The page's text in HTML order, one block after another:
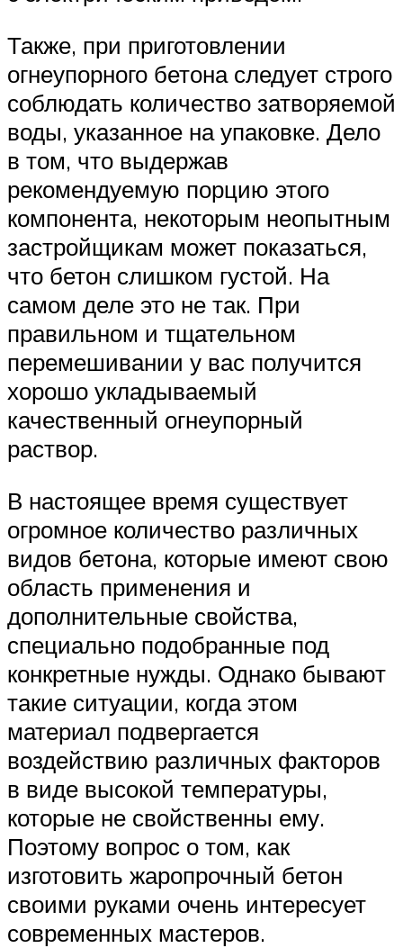
Также, при приготовлении
огнеупорного бетона следует строго
соблюдать количество затворяемой
воды, указанное на упаковке. Дело
в том, что выдержав
рекомендуемую порцию этого
компонента, некоторым неопытным
застройщикам может показаться,
что бетон слишком густой. На
самом деле это не так. При
правильном и тщательном
перемешивании у вас получится
хорошо укладываемый
качественный огнеупорный
раствор.
В настоящее время существует
огромное количество различных
видов бетона, которые имеют свою
область применения и
дополнительные свойства,
специально подобранные под
конкретные нужды. Однако бывают
такие ситуации, когда этом
материал подвергается
воздействию различных факторов
в виде высокой температуры,
которые не свойственны ему.
Поэтому вопрос о том, как
изготовить жаропрочный бетон
своими руками очень интересует
современных мастеров.